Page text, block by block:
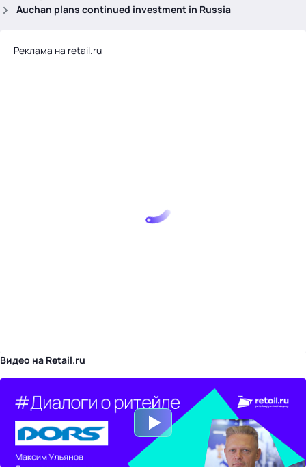
Auchan plans continued investment in Russia
Реклама на retail.ru
Видео на Retail.ru